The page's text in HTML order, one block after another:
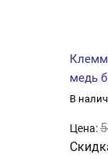
медь
В
Цена: